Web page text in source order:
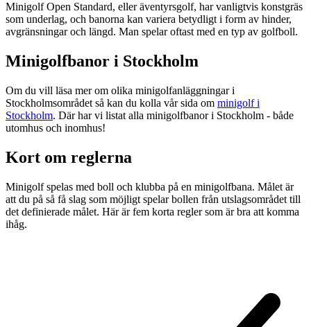
Minigolf Open Standard, eller äventyrsgolf, har vanligtvis konstgräs
som underlag, och banorna kan variera betydligt i form av hinder,
avgränsningar och längd. Man spelar oftast med en typ av golfboll.
Minigolfbanor i Stockholm
Om du vill läsa mer om olika minigolfanläggningar i
Stockholmsområdet så kan du kolla vår sida om minigolf i
Stockholm. Där har vi listat alla minigolfbanor i Stockholm - både
utomhus och inomhus!
Kort om reglerna
Minigolf spelas med boll och klubba på en minigolfbana. Målet är
att du på så få slag som möjligt spelar bollen från utslagsområdet till
det definierade målet. Här är fem korta regler som är bra att komma
ihåg.